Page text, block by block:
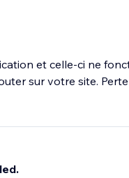
et celle-ci ne
sur votre site.